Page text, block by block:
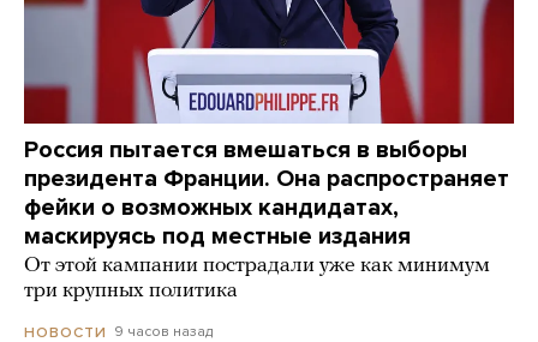
Россия пытается вмешаться в выборы
президента Франции. Она распространяет
фейки о возможных кандидатах,
маскируясь под местные издания
От этой кампании пострадали уже как минимум
три крупных политика
НОВОСТИ 9 часов назад